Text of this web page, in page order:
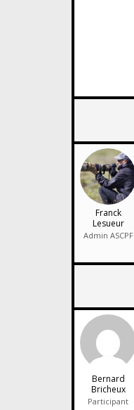
Franck
Lesueur
Admin ASCPF
Bernard
Bricheux
Participant